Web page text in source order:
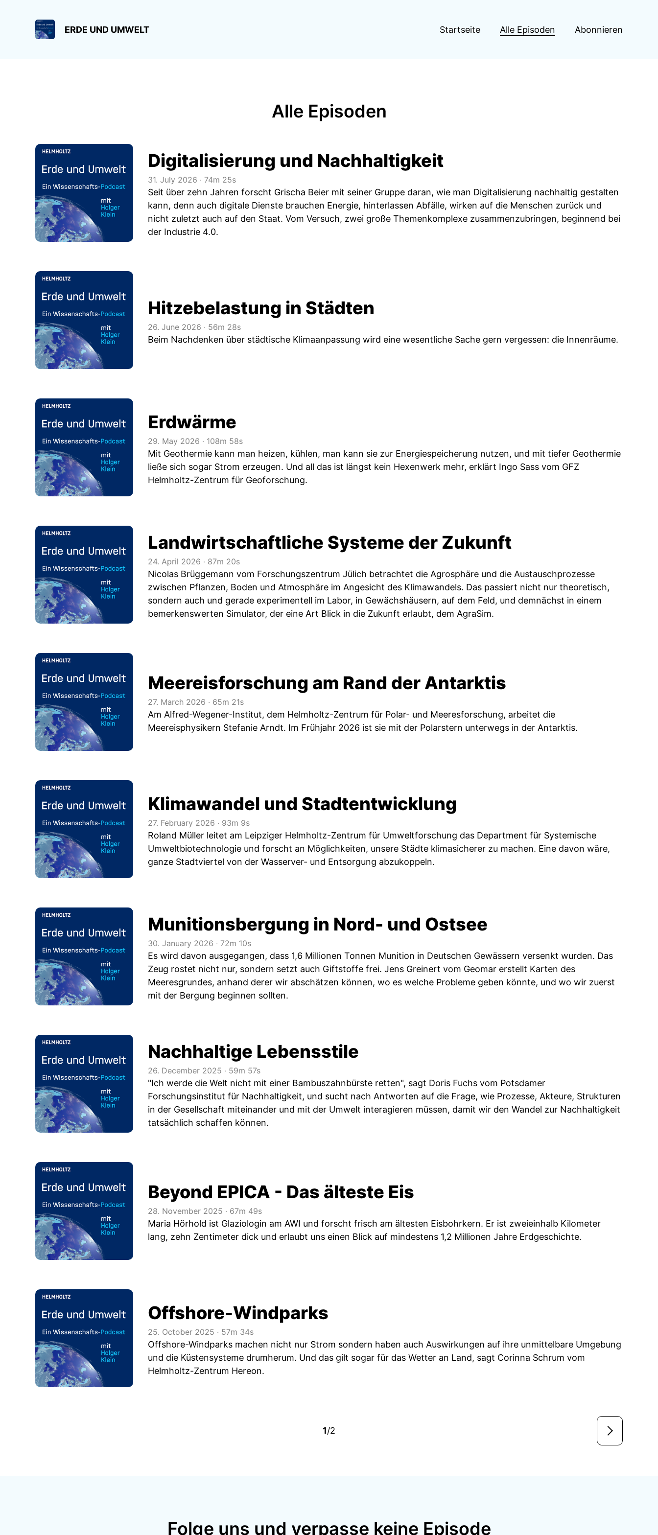
ERDE UND UMWELT Startseite Alle Episoden Abonnieren
Alle Episoden
Digitalisierung und Nachhaltigkeit
31. July 2026 ‧ 74m 25s
Seit über zehn Jahren forscht Grischa Beier mit seiner Gruppe daran, wie man Digitalisierung nachhaltig gestalten
kann, denn auch digitale Dienste brauchen Energie, hinterlassen Abfälle, wirken auf die Menschen zurück und
nicht zuletzt auch auf den Staat. Vom Versuch, zwei große Themenkomplexe zusammenzubringen, beginnend bei
der Industrie 4.0.
Hitzebelastung in Städten
26. June 2026 ‧ 56m 28s
Beim Nachdenken über städtische Klimaanpassung wird eine wesentliche Sache gern vergessen: die Innenräume.
Erdwärme
29. May 2026 ‧ 108m 58s
Mit Geothermie kann man heizen, kühlen, man kann sie zur Energiespeicherung nutzen, und mit tiefer Geothermie
ließe sich sogar Strom erzeugen. Und all das ist längst kein Hexenwerk mehr, erklärt Ingo Sass vom GFZ
Helmholtz-Zentrum für Geoforschung.
Landwirtschaftliche Systeme der Zukunft
24. April 2026 ‧ 87m 20s
Nicolas Brüggemann vom Forschungszentrum Jülich betrachtet die Agrosphäre und die Austauschprozesse
zwischen Pflanzen, Boden und Atmosphäre im Angesicht des Klimawandels. Das passiert nicht nur theoretisch,
sondern auch und gerade experimentell im Labor, in Gewächshäusern, auf dem Feld, und demnächst in einem
bemerkenswerten Simulator, der eine Art Blick in die Zukunft erlaubt, dem AgraSim.
Meereisforschung am Rand der Antarktis
27. March 2026 ‧ 65m 21s
Am Alfred-Wegener-Institut, dem Helmholtz-Zentrum für Polar- und Meeresforschung, arbeitet die
Meereisphysikern Stefanie Arndt. Im Frühjahr 2026 ist sie mit der Polarstern unterwegs in der Antarktis.
Klimawandel und Stadtentwicklung
27. February 2026 ‧ 93m 9s
Roland Müller leitet am Leipziger Helmholtz-Zentrum für Umweltforschung das Department für Systemische
Umweltbiotechnologie und forscht an Möglichkeiten, unsere Städte klimasicherer zu machen. Eine davon wäre,
ganze Stadtviertel von der Wasserver- und Entsorgung abzukoppeln.
Munitionsbergung in Nord- und Ostsee
30. January 2026 ‧ 72m 10s
Es wird davon ausgegangen, dass 1,6 Millionen Tonnen Munition in Deutschen Gewässern versenkt wurden. Das
Zeug rostet nicht nur, sondern setzt auch Giftstoffe frei. Jens Greinert vom Geomar erstellt Karten des
Meeresgrundes, anhand derer wir abschätzen können, wo es welche Probleme geben könnte, und wo wir zuerst
mit der Bergung beginnen sollten.
Nachhaltige Lebensstile
26. December 2025 ‧ 59m 57s
"Ich werde die Welt nicht mit einer Bambuszahnbürste retten", sagt Doris Fuchs vom Potsdamer
Forschungsinstitut für Nachhaltigkeit, und sucht nach Antworten auf die Frage, wie Prozesse, Akteure, Strukturen
in der Gesellschaft miteinander und mit der Umwelt interagieren müssen, damit wir den Wandel zur Nachhaltigkeit
tatsächlich schaffen können.
Beyond EPICA - Das älteste Eis
28. November 2025 ‧ 67m 49s
Maria Hörhold ist Glaziologin am AWI und forscht frisch am ältesten Eisbohrkern. Er ist zweieinhalb Kilometer
lang, zehn Zentimeter dick und erlaubt uns einen Blick auf mindestens 1,2 Millionen Jahre Erdgeschichte.
Offshore-Windparks
25. October 2025 ‧ 57m 34s
Offshore-Windparks machen nicht nur Strom sondern haben auch Auswirkungen auf ihre unmittelbare Umgebung
und die Küstensysteme drumherum. Und das gilt sogar für das Wetter an Land, sagt Corinna Schrum vom
Helmholtz-Zentrum Hereon.
1/2
Folge uns und verpasse keine Episode